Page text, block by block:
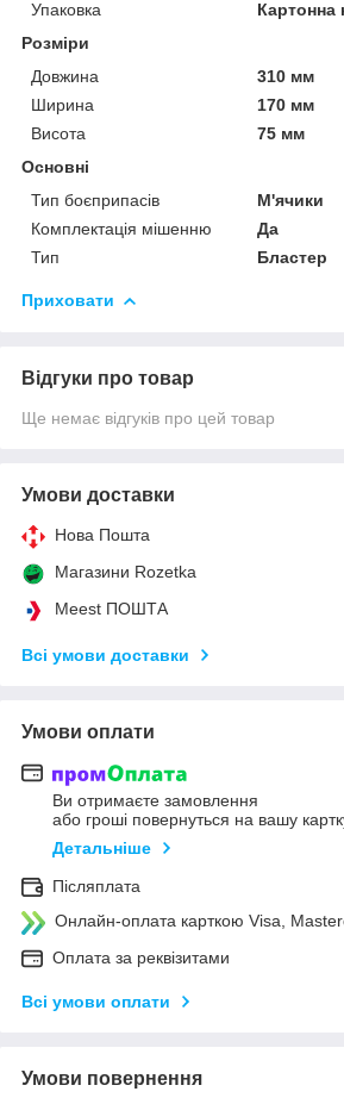
Упаковка
Картонна
Розміри
Довжина
310 мм
Ширина
170 мм
Висота
75 мм
Основні
Тип боєприпасів
М'ячики
Комплектація мішенню
Да
Тип
Бластер
Приховати
Відгуки про товар
Ще немає відгуків про цей товар
Умови доставки
Нова Пошта
Магазини Rozetka
Meest ПОШТА
Всі умови доставки
Умови оплати
Ви отримаєте замовлення
або гроші повернуться на вашу
Детальніше
Післяплата
Онлайн-оплата карткою Visa,
Оплата за реквізитами
Всі умови оплати
Умови повернення